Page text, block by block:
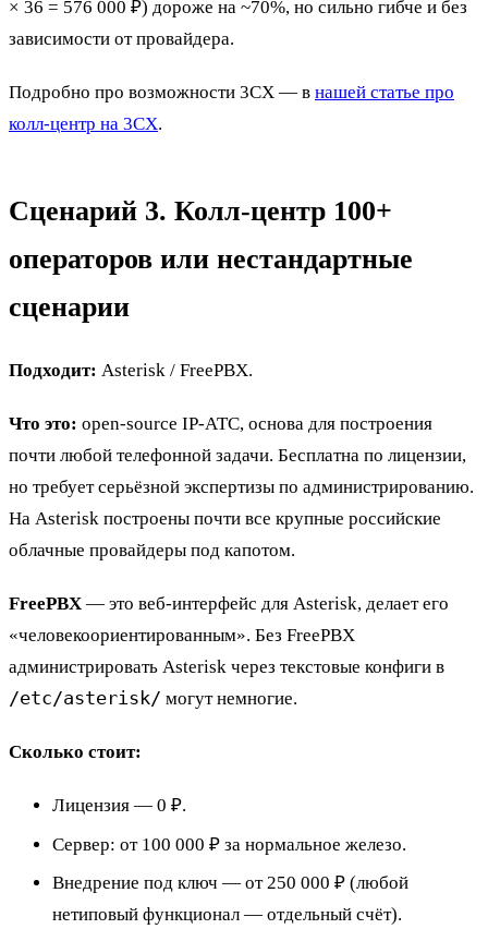
× 36 = 576 000 ₽) дороже на ~70%, но сильно гибче и без
зависимости от провайдера.
Подробно про возможности 3CX — в нашей статье про
колл-центр на 3CX.
Сценарий 3. Колл-центр 100+
операторов или нестандартные
сценарии
Подходит: Asterisk / FreePBX.
Что это: open-source IP-АТС, основа для построения
почти любой телефонной задачи. Бесплатна по лицензии,
но требует серьёзной экспертизы по администрированию.
На Asterisk построены почти все крупные российские
облачные провайдеры под капотом.
FreePBX — это веб-интерфейс для Asterisk, делает его
«человекоориентированным». Без FreePBX
администрировать Asterisk через текстовые конфиги в
/etc/asterisk/ могут немногие.
Сколько стоит:
Лицензия — 0 ₽.
Сервер: от 100 000 ₽ за нормальное железо.
Внедрение под ключ — от 250 000 ₽ (любой
нетиповый функционал — отдельный счёт).